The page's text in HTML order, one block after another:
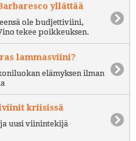
yllättää
ole budjettiviini,
tekee poikkeuksen.
lammasviini?
elämyksen ilman
kriisissä
uusi viinintekijä